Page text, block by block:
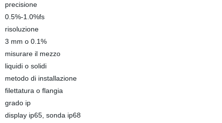
precisione
0.5%-1.0%fs
risoluzione
3 mm o 0.1%
misurare il mezzo
liquidi o solidi
metodo di installazione
filettatura o flangia
grado ip
display ip65, sonda ip68